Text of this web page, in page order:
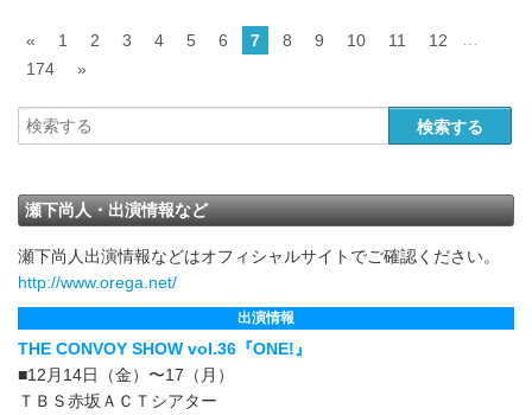
« 1 2 3 4 5 6 7 8 9 10 11 12
174
»
瀬下尚人・出演情報など
瀬下尚人出演情報などはオフィシャルサイトでご確認ください。
http://www.orega.net/
出演情報
THE CONVOY SHOW vol.36『ONE!』
■12月14日（金）〜17（月）
ＴＢＳ赤坂ＡＣＴシアター